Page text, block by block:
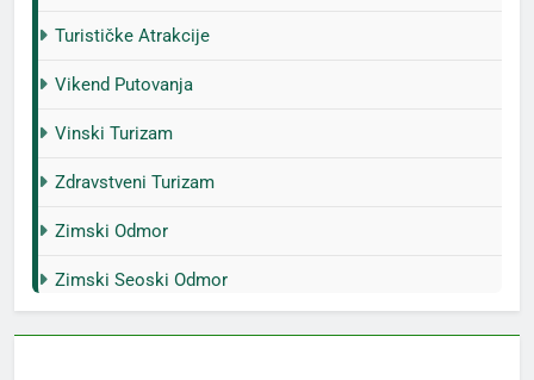
Turističke Atrakcije
Vikend Putovanja
Vinski Turizam
Zdravstveni Turizam
Zimski Odmor
Zimski Seoski Odmor